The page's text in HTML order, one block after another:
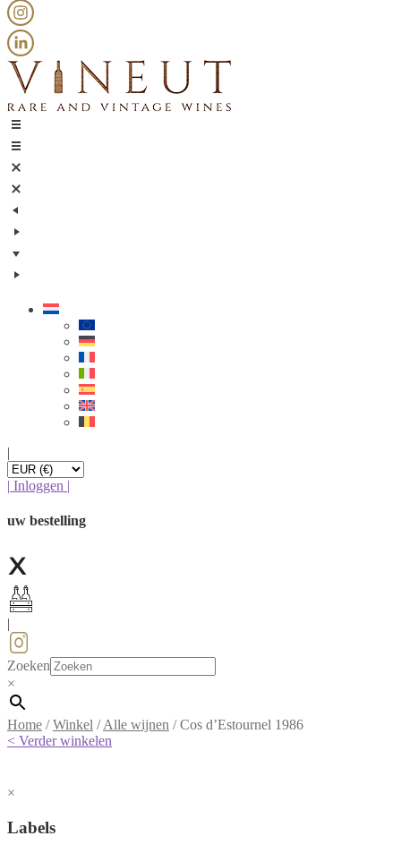
|
| Inloggen |
uw bestelling
Zoeken
×
Home /Winkel /Alle wijnen /Cos d’Estournel 1986
< Verder winkelen
×
Labels